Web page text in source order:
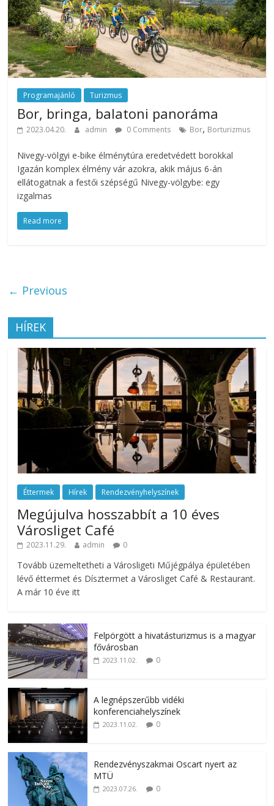
Programajánló Turizmus
Bor, bringa, balatoni panoráma
2023.04.20. admin 0 Comments Bor, Borturizmus
Nivegy-völgyi e-bike élménytúra eredetvédett borokkal
Igazán komplex élmény vár azokra, akik május 6-án
ellátogatnak a festői szépségű Nivegy-völgybe: egy
izgalmas
Read more
← Previous
HÍREK
Éttermek Hírek Rendezvényhelyszínek
Megújulva hosszabbít a 10 éves
Városliget Café
2023.11.29. admin 0
Tovább üzemeltetheti a Városligeti Műjégpálya épületében
lévő éttermet és Dísztermet a Városliget Café & Restaurant.
A már 10 éve itt
Felpörgött a hivatásturizmus is a magyar
fővárosban
2023.11.02. 0
A legnépszerűbb vidéki
konferenciahelyszínek
2023.11.02. 0
Rendezvényszakmai Oscart nyert az
MTÜ
2023.07.26. 0